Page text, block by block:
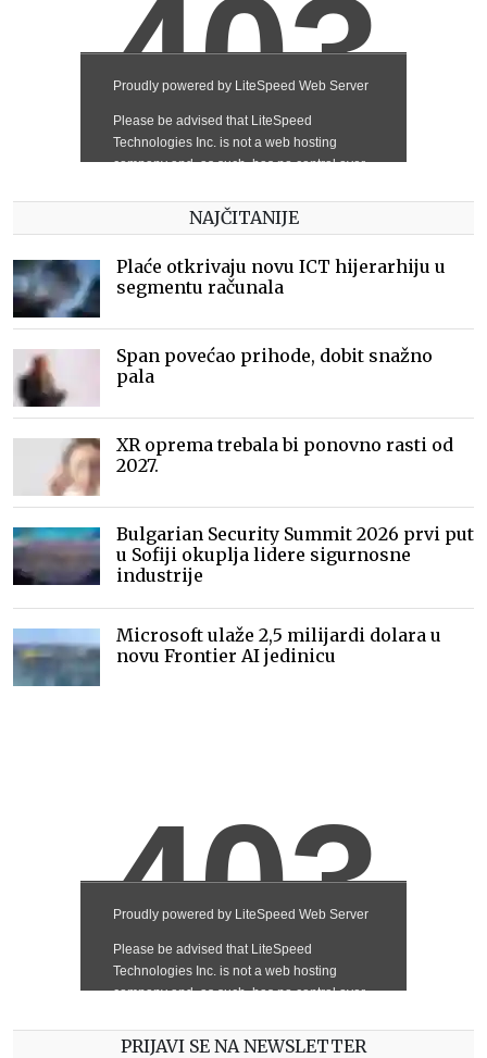
NAJČITANIJE
Plaće otkrivaju novu ICT hijerarhiju u
segmentu računala
Span povećao prihode, dobit snažno
pala
XR oprema trebala bi ponovno rasti od
2027.
Bulgarian Security Summit 2026 prvi put
u Sofiji okuplja lidere sigurnosne
industrije
Microsoft ulaže 2,5 milijardi dolara u
novu Frontier AI jedinicu
PRIJAVI SE NA NEWSLETTER